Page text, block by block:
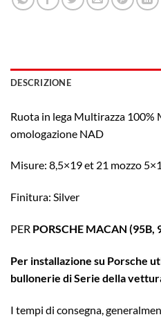
DESCRIZIONE
Ruota in lega Multirazza 100%
omologazione NAD
Misure: 8,5×19 et 21 mozzo
Finitura: Silver
PER PORSCHE MACAN (95B,
Per installazione su Porsche
bullonerie di Serie della
I tempi di consegna,